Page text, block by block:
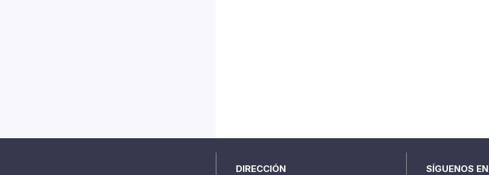
DIRECCIÓN
SÍGUENOS EN